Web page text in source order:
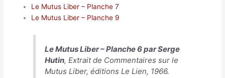
Le Mutus Liber – Planche 7
Le Mutus Liber – Planche 9
Le Mutus Liber – Planche 6 par Serge
Hutin, Extrait de Commentaires sur le
Mutus Liber, éditions Le Lien, 1966.